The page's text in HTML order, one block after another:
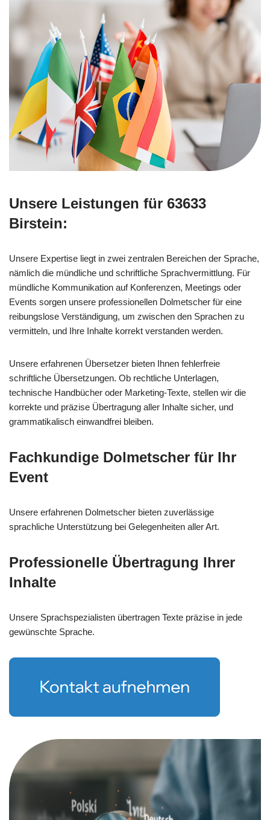
Unsere Leistungen für 63633
Birstein:
Unsere Expertise liegt in zwei zentralen Bereichen der Sprache,
nämlich die mündliche und schriftliche Sprachvermittlung. Für
mündliche Kommunikation auf Konferenzen, Meetings oder
Events sorgen unsere professionellen Dolmetscher für eine
reibungslose Verständigung, um zwischen den Sprachen zu
vermitteln, und Ihre Inhalte korrekt verstanden werden.
Unsere erfahrenen Übersetzer bieten Ihnen fehlerfreie
schriftliche Übersetzungen. Ob rechtliche Unterlagen,
technische Handbücher oder Marketing-Texte, stellen wir die
korrekte und präzise Übertragung aller Inhalte sicher, und
grammatikalisch einwandfrei bleiben.
Fachkundige Dolmetscher für Ihr
Event
Unsere erfahrenen Dolmetscher bieten zuverlässige
sprachliche Unterstützung bei Gelegenheiten aller Art.
Professionelle Übertragung Ihrer
Inhalte
Unsere Sprachspezialisten übertragen Texte präzise in jede
gewünschte Sprache.